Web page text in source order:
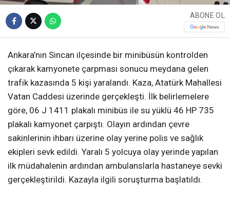
ABONE OL
Ankara’nın Sincan ilçesinde bir minibüsün kontrolden
çıkarak kamyonete çarpması sonucu meydana gelen
trafik kazasında 5 kişi yaralandı. Kaza, Atatürk Mahallesi
Vatan Caddesi üzerinde gerçekleşti. İlk belirlemelere
göre, 06 J 1411 plakalı minibüs ile su yüklü 46 HP 735
plakalı kamyonet çarpıştı. Olayın ardından çevre
sakinlerinin ihbarı üzerine olay yerine polis ve sağlık
ekipleri sevk edildi. Yaralı 5 yolcuya olay yerinde yapılan
ilk müdahalenin ardından ambulanslarla hastaneye sevki
gerçekleştirildi. Kazayla ilgili soruşturma başlatıldı.